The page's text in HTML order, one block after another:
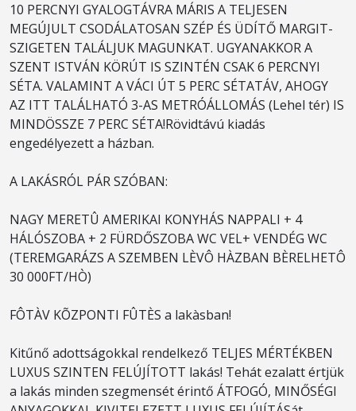
10 PERCNYI GYALOGTÁVRA MÁRIS A TELJESEN
MEGÚJULT CSODÁLATOSAN SZÉP ÉS ÜDÍTŐ MARGIT-
SZIGETEN TALÁLJUK MAGUNKAT. UGYANAKKOR A
SZENT ISTVÁN KÖRÚT IS SZINTÉN CSAK 6 PERCNYI
SÉTA. VALAMINT A VÁCI ÚT 5 PERC SÉTATÁV, AHOGY
AZ ITT TALÁLHATÓ 3-AS METRÓÁLLOMÁS (Lehel tér) IS
MINDÖSSZE 7 PERC SÉTA!Rövidtávú kiadás
engedélyezett a házban.
A LAKÁSRÓL PÁR SZÓBAN:
NAGY MERETÛ AMERIKAI KONYHÁS NAPPALI + 4
HÁLÓSZOBA + 2 FÜRDŐSZOBA WC VEL+ VENDÉG WC
(TEREMGARÁZS A SZEMBEN LÈVÔ HÀZBAN BÈRELHETÔ
30 000FT/HÒ)
FÔTÀV KÕZPONTI FÛTÈS a lakàsban!
Kitűnő adottságokkal rendelkező TELJES MÉRTÉKBEN
LUXUS SZINTEN FELÚJÍTOTT lakás! Tehát ezalatt értjük
a lakás minden szegmensét érintő ÁTFOGÓ, MINŐSÉGI